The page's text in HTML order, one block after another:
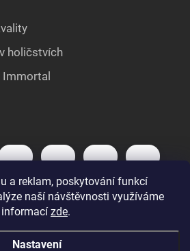
a reklam, poskytování funkcí
naší návštěvnosti využíváme
informací zde.
Nastavení
holičstvích
Immortal